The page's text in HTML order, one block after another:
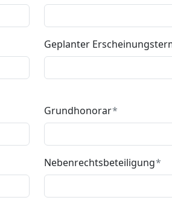
Geplanter
Grundhonorar
Nebenrechtsbeteiligung